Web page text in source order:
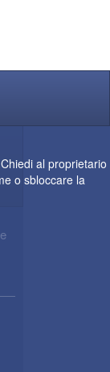
al proprietario
o sbloccare la